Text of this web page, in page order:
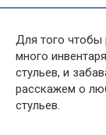
Для того чтобы
много
стульев, и
расскажем о
стульев.